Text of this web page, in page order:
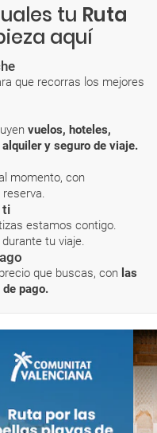
tu Ruta
aquí
que recorras los mejores
vuelos, hoteles,
y seguro de viaje.
momento, con
ti
estamos contigo.
tu viaje.
que buscas, con las
pago.